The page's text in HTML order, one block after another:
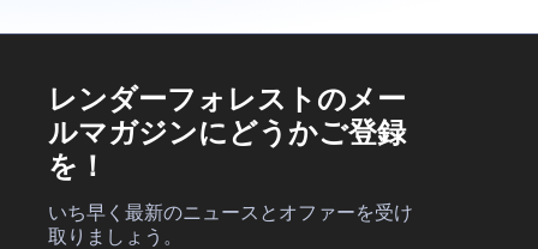
レンダーフォレストのメー
ルマガジンにどうかご登録
を！
いち早く最新のニュースとオファーを受け
取りましょう。